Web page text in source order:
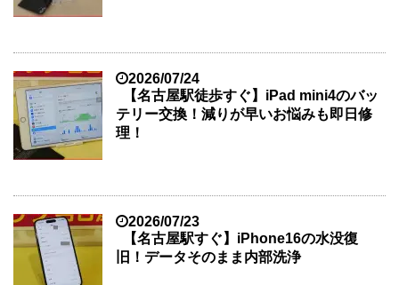
2026/07/24
【名古屋駅徒歩すぐ】iPad mini4のバッ
テリー交換！減りが早いお悩みも即日修
理！
2026/07/23
【名古屋駅すぐ】iPhone16の水没復
旧！データそのまま内部洗浄